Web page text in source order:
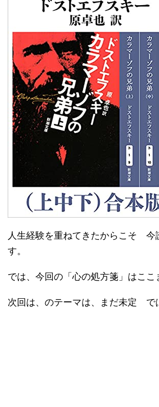
人生経験を重ねてきたからこそ 今
す。
では、今回の「心の処方箋」はここ
次回は、のテーマは、まだ未定 で